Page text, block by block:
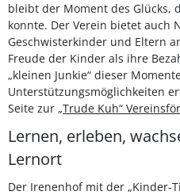
bleibt der Moment des Glücks,
konnte. Der Verein bietet auch
Geschwisterkinder und Eltern
Freude der Kinder als ihre
„kleinen Junkie“ dieser
Unterstützungsmöglichkeiten
Seite zur „Trude Kuh“
Lernen, erleben,
Lernort
Der Irenenhof mit der „Kinder-